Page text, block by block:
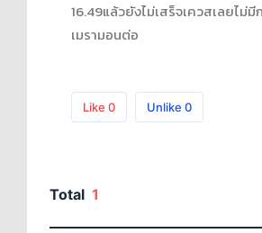
16.49แล้วยังไม่เสร็จเควสเลยไม่มี
เมรามอนต่อ
Like 0 Unlike 0
Total 1